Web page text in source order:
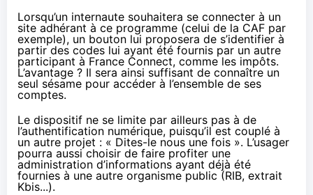
Lorsqu’un internaute souhaitera se connecter à un
site adhérant à ce programme (celui de la CAF par
exemple), un bouton lui proposera de s’identifier à
partir des codes lui ayant été fournis par un autre
participant à France Connect, comme les impôts.
L’avantage ? Il sera ainsi suffisant de connaître un
seul sésame pour accéder à l’ensemble de ses
comptes.
Le dispositif ne se limite par ailleurs pas à de
l’authentification numérique, puisqu’il est couplé à
un autre projet : « Dites-le nous une fois ». L’usager
pourra aussi choisir de faire profiter une
administration d’informations ayant déjà été
fournies à une autre organisme public (RIB, extrait
Kbis...).